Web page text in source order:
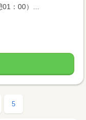
：00）...
5